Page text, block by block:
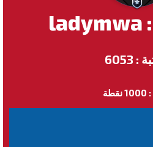
ladymwa
6053